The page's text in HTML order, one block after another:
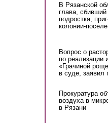
В Рязанской
глава, сбивший
подростка,
колонии-
Вопрос о
по реализации
«Грачиной
в суде, заявил
Прокуратура
воздуха в
в Рязани